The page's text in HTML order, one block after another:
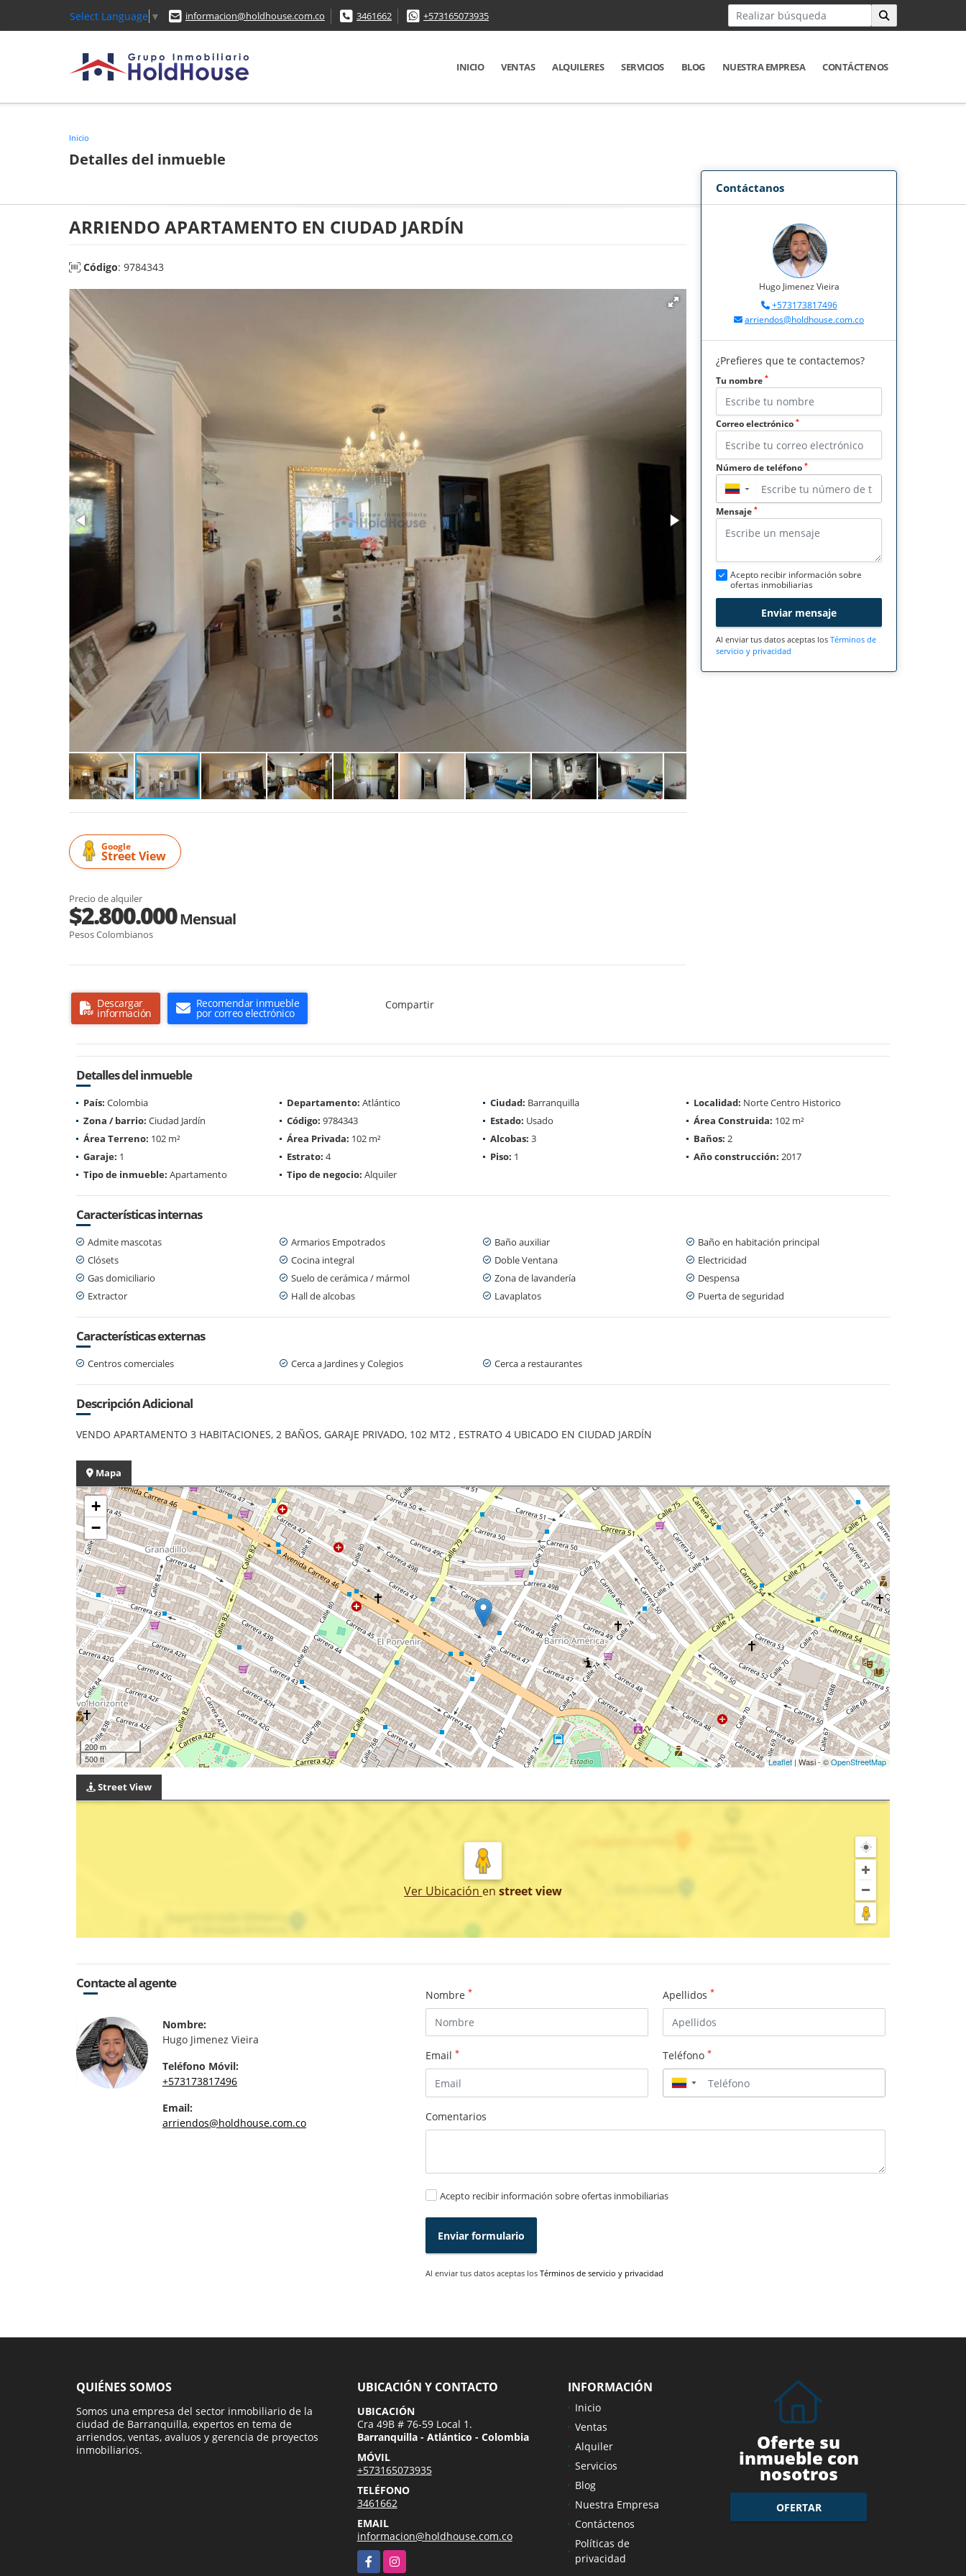
Select Language ▼ informacion@holdhouse.com.co 3461662 +573165073935
INICIO VENTAS ALQUILERES SERVICIOS BLOG NUESTRA EMPRESA CONTÁCTENOS
Inicio
Detalles del inmueble
ARRIENDO APARTAMENTO EN CIUDAD JARDÍN
Código: 9784343
Google
Street View
Precio de alquiler
$2.800.000Mensual
Pesos Colombianos
Descargar
información
Recomendar inmueble
por correo electrónico
Compartir
Contáctanos
Hugo Jimenez Vieira
+573173817496
arriendos@holdhouse.com.co
¿Prefieres que te contactemos?
Tu nombre *
Correo electrónico *
Número de teléfono *
▼
Mensaje *
Acepto recibir información sobre
ofertas inmobiliarias
Enviar mensaje
Al enviar tus datos aceptas los Términos de
servicio y privacidad
Detalles del inmueble
País: Colombia Departamento: Atlántico Ciudad: Barranquilla Localidad: Norte Centro Historico
Zona / barrio: Ciudad Jardín Código: 9784343 Estado: Usado Área Construida: 102 m²
Área Terreno: 102 m² Área Privada: 102 m² Alcobas: 3 Baños: 2
Garaje: 1 Estrato: 4 Piso: 1 Año construcción: 2017
Tipo de inmueble: Apartamento Tipo de negocio: Alquiler
Características internas
Admite mascotas Armarios Empotrados Baño auxiliar
Baño en habitación principal
Clósets
Cocina integral Doble Ventana
Electricidad
Gas domiciliario
Suelo de cerámica / mármol Zona de lavandería
Despensa
Extractor
Hall de alcobas Lavaplatos Puerta de seguridad
Características externas
Centros comerciales Cerca a Jardines y Colegios Cerca a restaurantes
Descripción Adicional
VENDO APARTAMENTO 3 HABITACIONES, 2 BAÑOS, GARAJE PRIVADO, 102 MT2 , ESTRATO 4 UBICADO EN CIUDAD JARDÍN
Mapa
+
−
200 m
500 ft
Leaflet| Wasi - ©OpenStreetMap
Street View
Ver Ubicación en street view
Contacte al agente
Nombre:
Hugo Jimenez Vieira
Teléfono Móvil:
+573173817496
Email:
arriendos@holdhouse.com.co
Nombre * Apellidos *
Email * Teléfono *
▼
Comentarios
Acepto recibir información sobre ofertas inmobiliarias
Enviar formulario
Al enviar tus datos aceptas los Términos de servicio y privacidad
QUIÉNES SOMOS
Somos una empresa del sector inmobiliario de la
ciudad de Barranquilla, expertos en tema de
arriendos, ventas, avaluos y gerencia de proyectos
inmobiliarios.
UBICACIÓN Y CONTACTO
UBICACIÓN
Cra 49B # 76-59 Local 1.
Barranquilla - Atlántico - Colombia
MÓVIL
+573165073935
TELÉFONO
3461662
EMAIL
informacion@holdhouse.com.co
FacebookInstagram
INFORMACIÓN
Inicio
Ventas
Alquiler
Servicios
Blog
Nuestra Empresa
Contáctenos
Políticas de
privacidad
Oferte su
inmueble con
nosotros
OFERTAR